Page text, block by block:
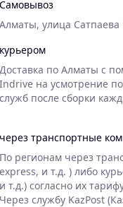
улица Сатпаева
по Алматы с
на усмотрение
транспортные
регионам через
и т.д. ) либо
т.д.) согласно их
службу KazPost